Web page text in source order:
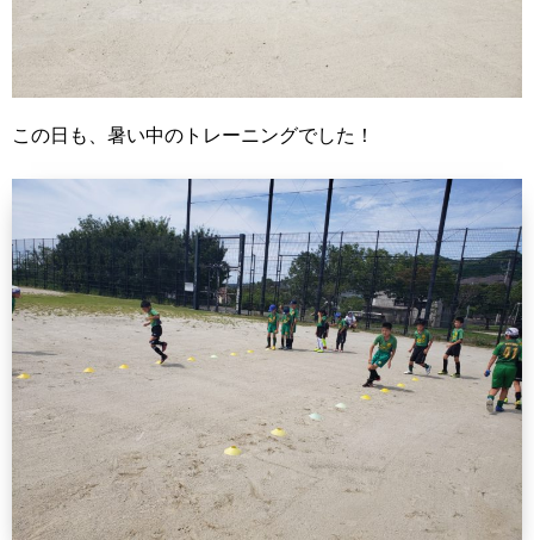
この日も、暑い中のトレーニングでした！